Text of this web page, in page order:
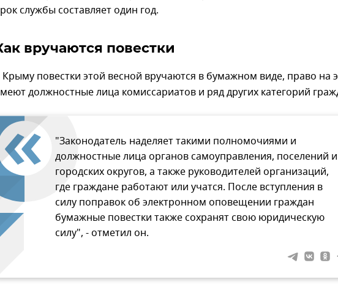
службы составляет один год.
вручаются повестки
Крыму повестки этой весной вручаются в бумажном виде, право на
должностные лица комиссариатов и ряд других категорий
"Законодатель наделяет такими полномочиями и
должностные лица органов самоуправления, поселений и
городских округов, а также руководителей организаций,
где граждане работают или учатся. После вступления в
силу поправок об электронном оповещении граждан
бумажные повестки также сохранят свою юридическую
силу", - отметил он.